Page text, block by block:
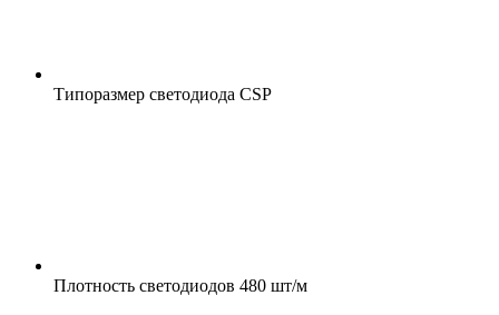
Типоразмер светодиода CSP
Плотность светодиодов 480 шт/м